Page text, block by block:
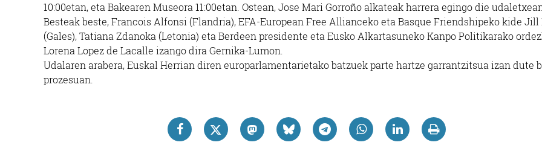
10:00etan, eta Bakearen Museora 11:00etan. Ostean, Jose Mari Gorroño alkateak harrera egingo die
Besteak beste, Francois Alfonsi (Flandria), EFA-European Free Allianceko eta Basque Friendshipeko kide Jill
(Gales), Tatiana Zdanoka (Letonia) eta Berdeen presidente eta Eusko Alkartasuneko Kanpo Politikarako
Lorena Lopez de Lacalle izango dira Gernika-Lumon.
Udalaren arabera, Euskal Herrian diren europarlamentarietako batzuek parte hartze garrantzitsua izan dute
prozesuan.